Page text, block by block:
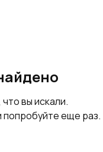
вы искали.
попробуйте еще раз.